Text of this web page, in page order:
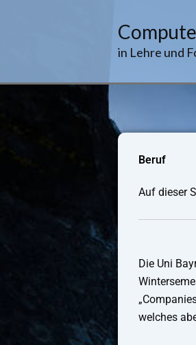
in Lehre und
Beruf
Auf dieser
Die Uni
welches